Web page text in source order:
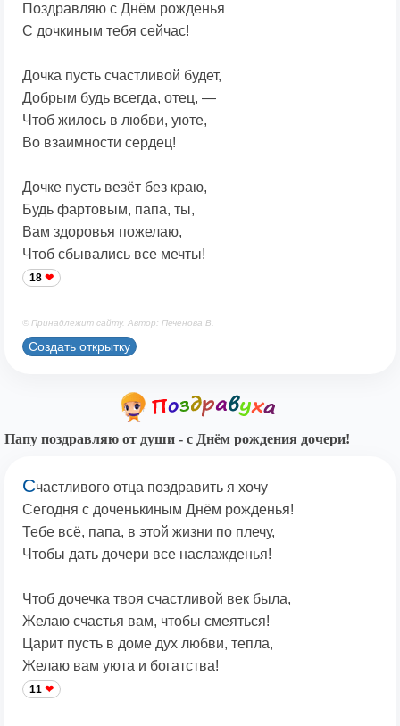
Поздравляю с Днём рожденья
С дочкиным тебя сейчас!
Дочка пусть счастливой будет,
Добрым будь всегда, отец, —
Чтоб жилось в любви, уюте,
Во взаимности сердец!
Дочке пусть везёт без краю,
Будь фартовым, папа, ты,
Вам здоровья пожелаю,
Чтоб сбывались все мечты!
18
© Принадлежит сайту. Автор: Печенова В.
Создать открытку
Папу поздравляю от души - с Днём рождения дочери!
Счастливого отца поздравить я хочу
Сегодня с доченькиным Днём рожденья!
Тебе всё, папа, в этой жизни по плечу,
Чтобы дать дочери все наслажденья!
Чтоб дочечка твоя счастливой век была,
Желаю счастья вам, чтобы смеяться!
Царит пусть в доме дух любви, тепла,
Желаю вам уюта и богатства!
11